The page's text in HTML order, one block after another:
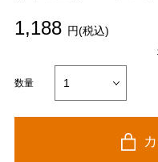
1,188 円(税込)
数量